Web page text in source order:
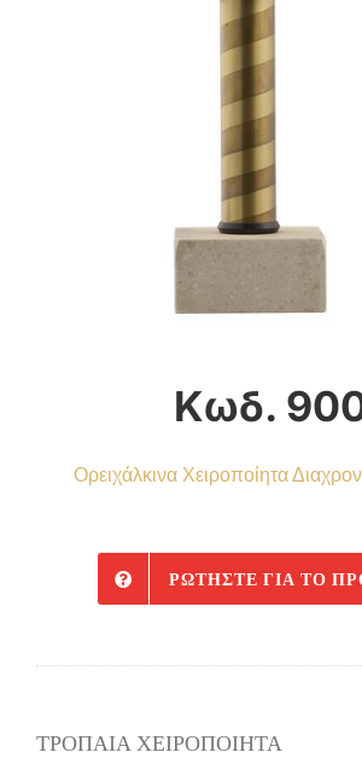
Κωδ.
Ορειχάλκινα Χειροποίητα
ΡΩΤΉΣΤΕ ΓΙΑ ΤΟ
ΤΡΟΠΑΙΑ ΧΕΙΡΟΠΟΙΗΤΑ